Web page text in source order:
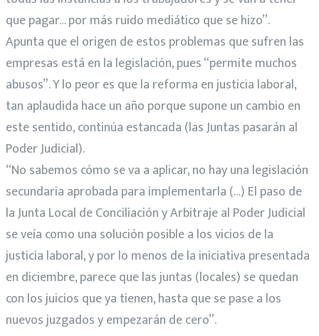
que pagar… por más ruido mediático que se hizo”.
Apunta que el origen de estos problemas que sufren las
empresas está en la legislación, pues “permite muchos
abusos”. Y lo peor es que la reforma en justicia laboral,
tan aplaudida hace un año porque supone un cambio en
este sentido, continúa estancada (las Juntas pasarán al
Poder Judicial).
“No sabemos cómo se va a aplicar, no hay una legislación
secundaria aprobada para implementarla (…) El paso de
la Junta Local de Conciliación y Arbitraje al Poder Judicial
se veía como una solución posible a los vicios de la
justicia laboral, y por lo menos de la iniciativa presentada
en diciembre, parece que las juntas (locales) se quedan
con los juicios que ya tienen, hasta que se pase a los
nuevos juzgados y empezarán de cero”.